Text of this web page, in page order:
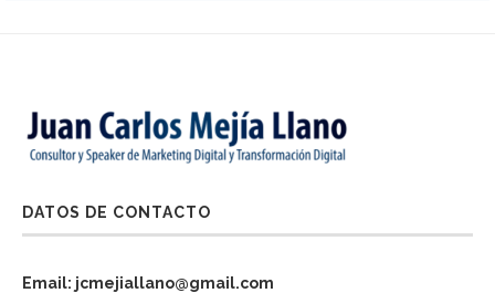
DATOS DE CONTACTO
Email: jcmejiallano@gmail.com